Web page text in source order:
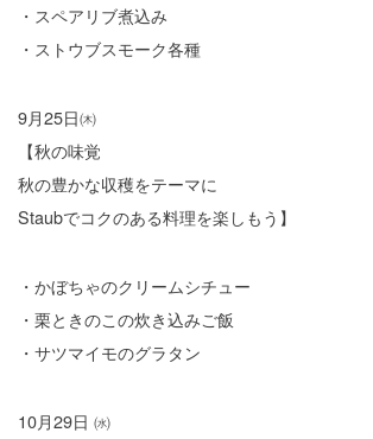
・スペアリブ煮込み
・ストウブスモーク各種
9月25日㈭
【秋の味覚
秋の豊かな収穫をテーマに
Staubでコクのある料理を楽しもう】
・かぼちゃのクリームシチュー
・栗ときのこの炊き込みご飯
・サツマイモのグラタン
10月29日 ㈬